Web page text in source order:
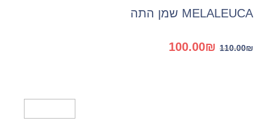
MELALEUCA שמן התה
110.00₪
המחיר
100.00₪